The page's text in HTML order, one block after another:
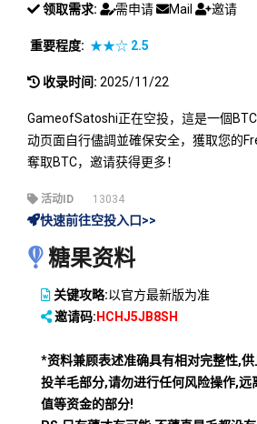
领取需求: 需申请 Mail 邀请
重要程度: ★★☆ 2.5
收录时间: 2025/11/22
GameofSatoshi正在空投，這是一個
动页面自行儘調並確保安全，獲取您的
奪取BTC，邀请获得更多！
活动ID 13034
快速前往空投入口>>
糖果资料
关键攻略:以官方最新版为准
邀请码: HCHJ5JB8SH
*资料兼顾表述准确具有相对完整性,
投羊毛部分,请勿进行任何风险操作,远
值等资金的部分!